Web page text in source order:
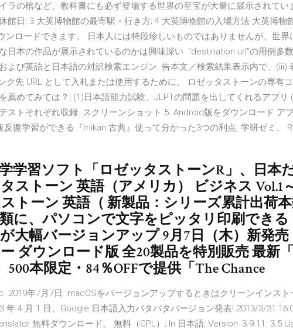
ラの棺など、教科書にも必ず登場する世界の至宝が大量に展示されてい
館日; 3 大英博物館の最寄駅・行き方; 4 大英博物館の入場方法 大英博物
ンロードできます。 日本人には特段珍しいものではありませんが、世界
日本の作品が展示されているのかは興味深い "destination url"の用例多
よび英語と日本語の対訳検索エンジン. 告本文／検索結果表示内で、(iii)
ク先 URL として入札または使用するために、 ロゼッタストーンの専有
薦めてみては？| (1)日本語能力試験、JLPTの問題を出してくれるアプリ
ストそれぞれ収録. スクリーンショット 5. Android版をダウンロード ア
反復学習ができる『mikan 古典』使って分かった3つの利点. 学研ゼミ、
学習ソフト「ロゼッタストーンR」、日本
ストーン 英語（アメリカ） ビジネス Vol.1～
ストーン 英語（ 新製品：シリーズ累計出荷
に、パソコンで文字をピッタリ印刷でき
大幅バージョンアップ 9月7日（木）新発
ダウンロード版 全20製品を特別販売 最新
500本限定・84％OFFで提供「The Chance
2019年7月7日. macOSをバージョンアップするときはクリーンインスト
年 4 月 1 日、Google 日本語入力パタパタバージョン発表! 2013/3/31
無料ダウンロード。 無料（GPL）; In 日本語; Version: 3.9.11. 3.5